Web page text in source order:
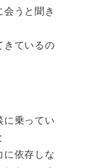
うと聞き
きているの
に乗ってい
に依存しな